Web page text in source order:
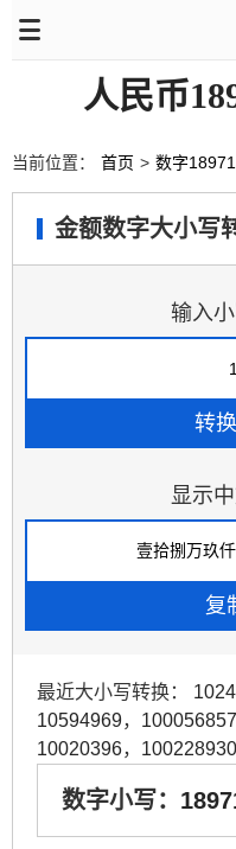
人民币
当前位置： 首页 > 数字
金额数字大小写
输入小
显示
最近大小写转换：
10594969， 100056857
10020396， 100228930
数字小写：